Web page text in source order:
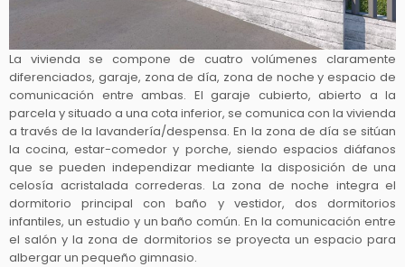
La vivienda se compone de cuatro volúmenes claramente
diferenciados, garaje, zona de día, zona de noche y espacio de
comunicación entre ambas. El garaje cubierto, abierto a la
parcela y situado a una cota inferior, se comunica con la vivienda
a través de la lavandería/despensa. En la zona de día se sitúan
la cocina, estar-comedor y porche, siendo espacios diáfanos
que se pueden independizar mediante la disposición de una
celosía acristalada correderas. La zona de noche integra el
dormitorio principal con baño y vestidor, dos dormitorios
infantiles, un estudio y un baño común. En la comunicación entre
el salón y la zona de dormitorios se proyecta un espacio para
albergar un pequeño gimnasio.